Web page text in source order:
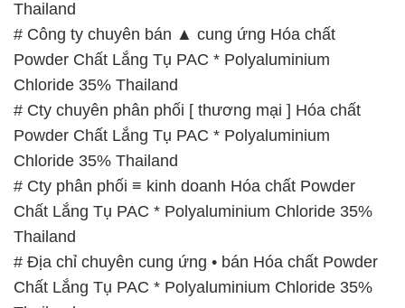
Thailand
# Địa chỉ chuyên cung ứng • bán Hóa chất Powder
Chất Lắng Tụ PAC * Polyaluminium Chloride 35%
Thailand
# Công ty phân phối Σ kinh doanh Hóa chất Powder
Chất Lắng Tụ PAC * Polyaluminium Chloride 35%
Thailand
# Đơn vị chuyên cung cấp ← phân phối Hóa chất
Powder Chất Lắng Tụ PAC * Polyaluminium
Chloride 35% Thailand
# Nơi chuyên cung cấp ¶ cung ứng Hóa chất
Powder Chất Lắng Tụ PAC * Polyaluminium